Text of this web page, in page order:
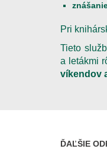
Pri
Tieto
a letákmi
víkendov
ĎAĽŠIE